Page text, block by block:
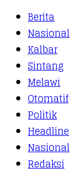
Berita
Nasional
Kalbar
Sintang
Melawi
Otomatif
Politik
Headline
Nasional
Redaksi